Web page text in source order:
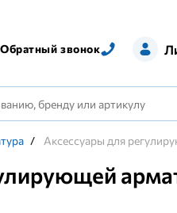
Обратный звонок
/ Аксессуары для